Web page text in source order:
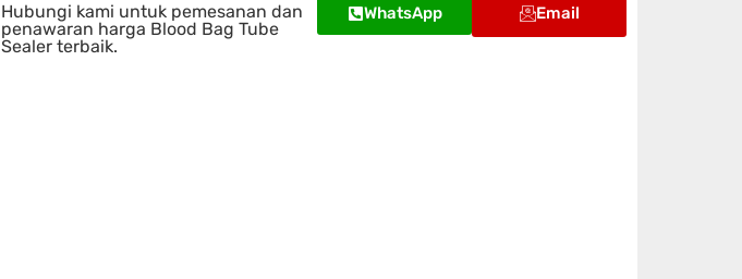
Hubungi kami untuk pemesanan dan
penawaran harga Blood Bag Tube
Sealer terbaik.
WhatsApp Email